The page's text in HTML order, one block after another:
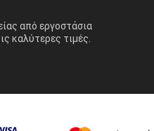
από εργοστάσια
καλύτερες τιμές.